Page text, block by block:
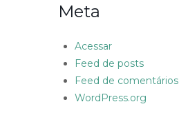
Meta
Acessar
Feed de posts
Feed de comentários
WordPress.org